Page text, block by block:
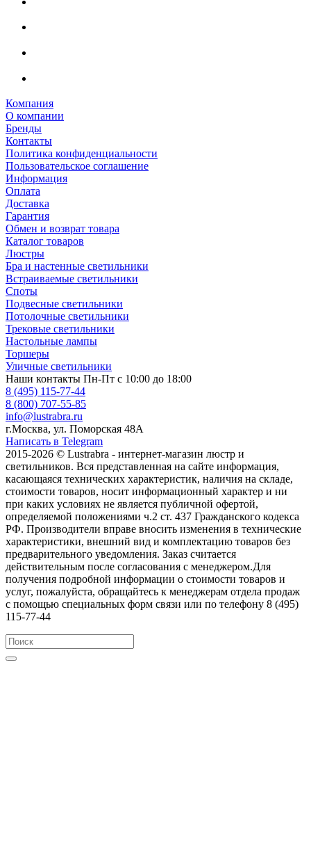
Компания
О компании
Бренды
Контакты
Политика конфиденциальности
Пользовательское соглашение
Информация
Оплата
Доставка
Гарантия
Обмен и возврат товара
Каталог товаров
Люстры
Бра и настенные светильники
Встраиваемые светильники
Споты
Подвесные светильники
Потолочные светильники
Трековые светильники
Настольные лампы
Торшеры
Уличные светильники
Наши контакты Пн-Пт с 10:00 до 18:00
8 (495) 115-77-44
8 (800) 707-55-85
info@lustrabra.ru
г.Москва, ул. Поморская 48А
Написать в Telegram
2015-2026 © Lustrabra - интернет-магазин люстр и
светильников. Вся представленная на сайте информация,
касающаяся технических характеристик, наличия на складе,
стоимости товаров, носит информационный характер и ни
при каких условиях не является публичной офертой,
определяемой положениями ч.2 ст. 437 Гражданского кодекса
РФ. Производители вправе вносить изменения в технические
характеристики, внешний вид и комплектацию товаров без
предварительного уведомления. Заказ считается
действительным после согласования с менеджером.Для
получения подробной информации о стоимости товаров и
услуг, пожалуйста, обращайтесь к менеджерам отдела продаж
с помощью специальных форм связи или по телефону 8 (495)
115-77-44